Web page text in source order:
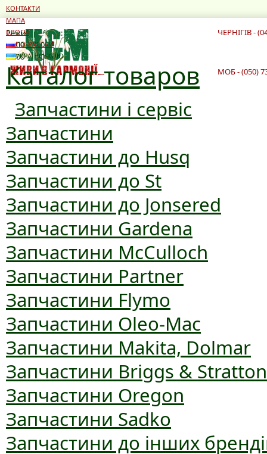
Режим роботи:
10:00 - 19:00
10:00 - 16:00
ЧЕРНІГІВ -
Каталог товаров
Запчастини і сервіс
Запчастини
Запчастини до Husq
Запчастини до St
Запчастини до Jonsered
Запчастини Gardena
Запчастини McCulloch
Запчастини Partner
Запчастини Flymo
Запчастини Oleo-Mac
Запчастини Makita, Dolmar
Запчастини Briggs & Stratton
Запчастини Oregon
Запчастини Sadko
Запчастини до інших
МОБ - (050)
КОНТАКТИ
МАПА
БЛОГИ
ПО-РУССКИ
УКРАЇНСЬКОЮ